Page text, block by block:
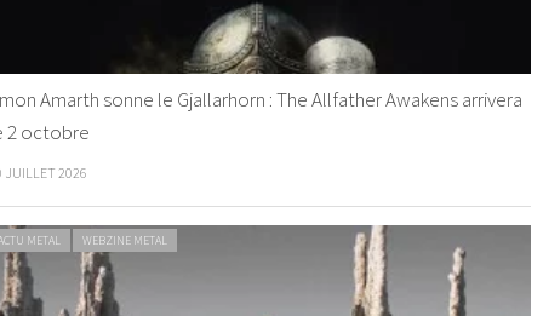
Amarth sonne le Gjallarhorn : The Allfather Awakens arrivera
2 octobre
JUILLET 2026
METAL WEBZINE METAL